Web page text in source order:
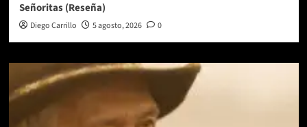
Señoritas (Reseña)
Diego Carrillo 5 agosto, 2026 0